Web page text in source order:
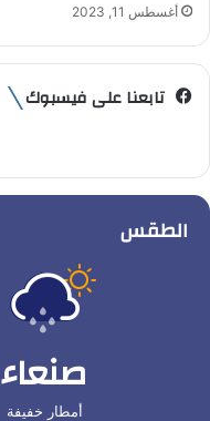
أغسطس 11, 2023
تابعنا على فيسبوك
الطقس
صنعاء
أمطار خفيفة